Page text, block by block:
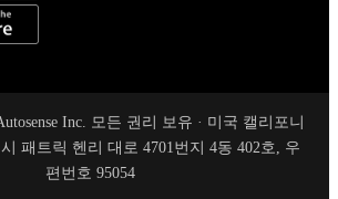
Inc. 모든 권리 보유 · 미국 캘리포니
패트릭 헨리 대로 4701번지 4동 402호, 우
편번호 95054